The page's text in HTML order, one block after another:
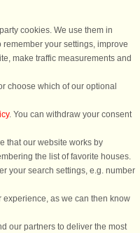
1114 København K - Danmark
70 70 - CVR: 67324013
4073 0424 53 - BIC/Swift Code :
cookies. We use them in
your settings, improve
make traffic measurements and
choose which of our optional
. You can withdraw your consent
that our website works by
the list of favorite houses.
your search settings, e.g. number
experience, as we can then know
our partners to deliver the most